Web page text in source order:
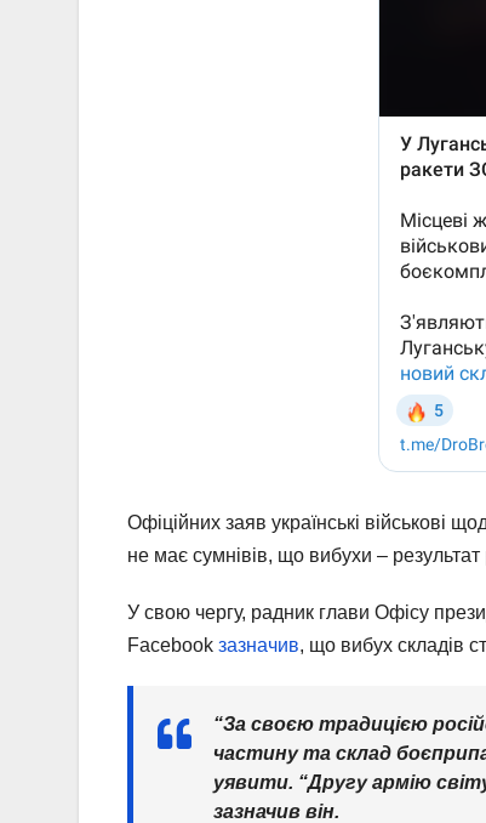
Офіційних заяв українські військові
не має сумнівів, що вибухи – результат
У свою чергу, радник глави Офісу
Facebook зазначив, що вибух складів
“За своєю традицією
частину та склад
уявити. “Другу армію
зазначив він.